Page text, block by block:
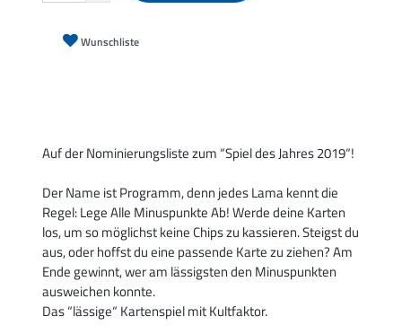
Wunschliste
Auf der Nominierungsliste zum “Spiel des Jahres 2019“!
Der Name ist Programm, denn jedes Lama kennt die
Regel: Lege Alle Minuspunkte Ab! Werde deine Karten
los, um so möglichst keine Chips zu kassieren. Steigst du
aus, oder hoffst du eine passende Karte zu ziehen? Am
Ende gewinnt, wer am lässigsten den Minuspunkten
ausweichen konnte.
Das “lässige“ Kartenspiel mit Kultfaktor.